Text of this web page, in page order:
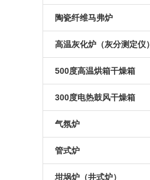
箱式马弗炉
节能马弗炉
工业马弗炉
一体马弗炉
实验室马弗炉
可编程马弗炉
硅碳棒马弗炉
智能高温炉
工业高温炉
箱式高温炉
高温实验炉
高温加热炉
高温煅烧炉
硅碳棒高温炉
高温箱式炉
智能箱式炉
箱式沾火炉
高温箱式电阻炉
中温箱式电阻炉
工业箱式电阻炉
高温保温箱式炉
陶瓷纤维马弗炉
氧化锆烧结炉
陶瓷纤维箱式炉
陶瓷纤维高温炉
陶瓷纤维箱式电阻炉
陶瓷纤维高温电阻炉
1000度陶瓷纤维马弗炉
高温灰化炉（灰分测定仪）
高温灰化炉
灰分测定仪
煤炭灰分测定仪
塑料灰分测定仪
石油灰分测定仪
500度高温烘箱干燥箱
500度高温烘箱
300度电热鼓风干燥箱
烘箱
鼓风干燥箱
恒温干燥箱
气氛炉
高温气氛炉
箱式气氛炉
管式炉
高温管式炉
坩埚炉（井式炉）